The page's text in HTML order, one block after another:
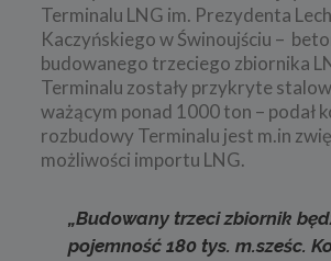
Terminalu LNG im. Prezydenta
Kaczyńskiego w Świnoujściu –
budowanego trzeciego zbiornika
Terminalu zostały przykryte
ważącym ponad 1000 ton – podał
rozbudowy Terminalu jest m.in
możliwości importu LNG.
„Budowany trzeci zbiornik
pojemność 180 tys. m.sześc.